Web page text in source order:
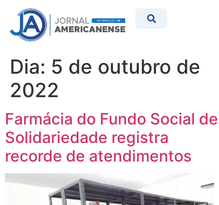
Dia: 5 de outubro de
2022
Farmácia do Fundo Social de
Solidariedade registra
recorde de atendimentos